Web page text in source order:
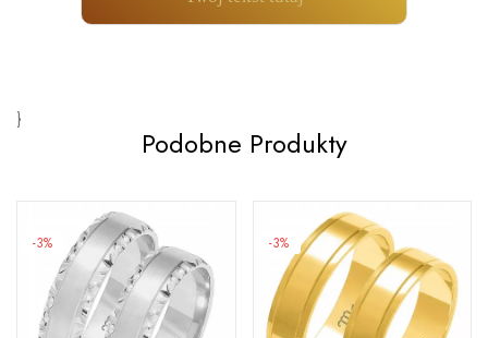
}
Podobne Produkty
-3% -3%